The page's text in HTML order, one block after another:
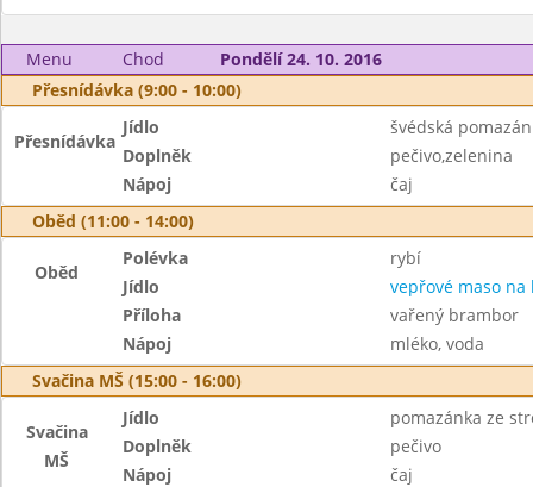
Menu Chod
Pondělí 24. 10. 2016
Přesnídávka (9:00 - 10:00)
Přesnídávka
Jídlo
švédská
Doplněk
pečivo,zelenina
Nápoj
čaj
Oběd (11:00 - 14:00)
Oběd
Polévka
rybí
Jídlo
vepřové maso na
Příloha
vařený brambor
Nápoj
mléko, voda
Svačina MŠ (15:00 - 16:00)
Svačina
MŠ
Jídlo
pomazánka ze
Doplněk
pečivo
Nápoj
čaj